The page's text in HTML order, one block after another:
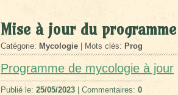
Mise à jour du
Catégorie: Mycologie | Mots clés: Prog
Programme de mycologie à jour
Publié le: 25/05/2023 | Commentaires: 0